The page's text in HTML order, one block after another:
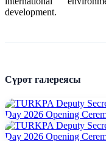
development.
Сүрөт галереясы